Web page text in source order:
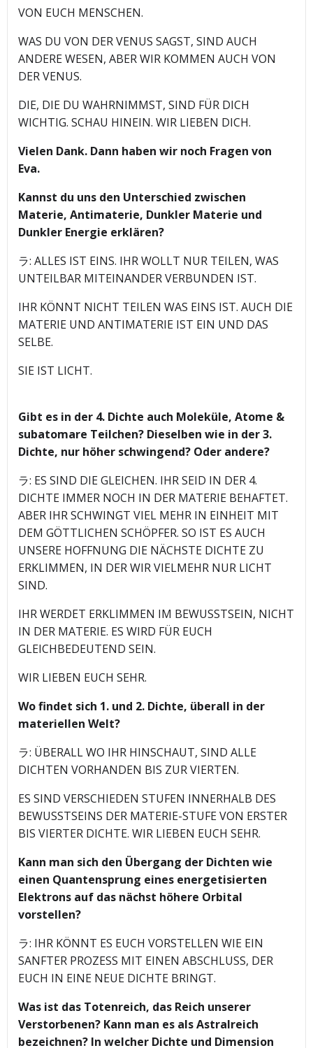
VON EUCH MENSCHEN.
WAS DU VON DER VENUS SAGST, SIND AUCH
ANDERE WESEN, ABER WIR KOMMEN AUCH VON
DER VENUS.
DIE, DIE DU WAHRNIMMST, SIND FÜR DICH
WICHTIG. SCHAU HINEIN. WIR LIEBEN DICH.
Vielen Dank. Dann haben wir noch Fragen von
Eva.
Kannst du uns den Unterschied zwischen
Materie, Antimaterie, Dunkler Materie und
Dunkler Energie erklären?
ラ: ALLES IST EINS. IHR WOLLT NUR TEILEN, WAS
UNTEILBAR MITEINANDER VERBUNDEN IST.
IHR KÖNNT NICHT TEILEN WAS EINS IST. AUCH DIE
MATERIE UND ANTIMATERIE IST EIN UND DAS
SELBE.
SIE IST LICHT.
Gibt es in der 4. Dichte auch Moleküle, Atome &
subatomare Teilchen? Dieselben wie in der 3.
Dichte, nur höher schwingend? Oder andere?
ラ: ES SIND DIE GLEICHEN. IHR SEID IN DER 4.
DICHTE IMMER NOCH IN DER MATERIE BEHAFTET.
ABER IHR SCHWINGT VIEL MEHR IN EINHEIT MIT
DEM GÖTTLICHEN SCHÖPFER. SO IST ES AUCH
UNSERE HOFFNUNG DIE NÄCHSTE DICHTE ZU
ERKLIMMEN, IN DER WIR VIELMEHR NUR LICHT
SIND.
IHR WERDET ERKLIMMEN IM BEWUSSTSEIN, NICHT
IN DER MATERIE. ES WIRD FÜR EUCH
GLEICHBEDEUTEND SEIN.
WIR LIEBEN EUCH SEHR.
Wo findet sich 1. und 2. Dichte, überall in der
materiellen Welt?
ラ: ÜBERALL WO IHR HINSCHAUT, SIND ALLE
DICHTEN VORHANDEN BIS ZUR VIERTEN.
ES SIND VERSCHIEDEN STUFEN INNERHALB DES
BEWUSSTSEINS DER MATERIE-STUFE VON ERSTER
BIS VIERTER DICHTE. WIR LIEBEN EUCH SEHR.
Kann man sich den Übergang der Dichten wie
einen Quantensprung eines energetisierten
Elektrons auf das nächst höhere Orbital
vorstellen?
ラ: IHR KÖNNT ES EUCH VORSTELLEN WIE EIN
SANFTER PROZESS MIT EINEN ABSCHLUSS, DER
EUCH IN EINE NEUE DICHTE BRINGT.
Was ist das Totenreich, das Reich unserer
Verstorbenen? Kann man es als Astralreich
bezeichnen? In welcher Dichte und Dimension